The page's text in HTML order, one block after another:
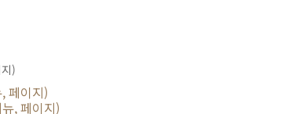
)
페이지)
, 페이지)